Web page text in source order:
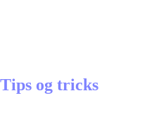
Tips og tricks